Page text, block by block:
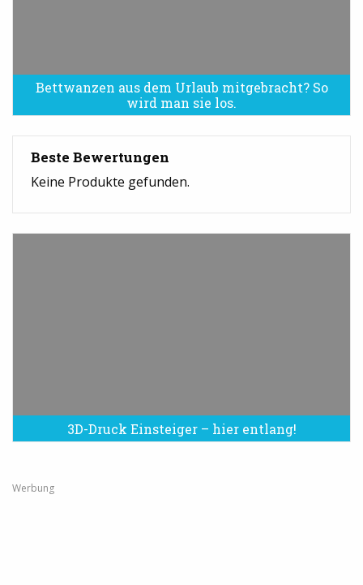
Bettwanzen aus dem Urlaub mitgebracht? So
wird man sie los.
Bettwanzen sind eine Plage
Beste Bewertungen
Keine Produkte gefunden.
3D-Druck Einsteiger – hier entlang!
Werbung